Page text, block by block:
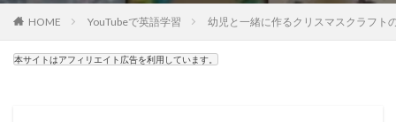
HOME YouTubeで英語学習 幼児と一緒に作るクリスマスクラフト
本サイトはアフィリエイト広告を利用しています。